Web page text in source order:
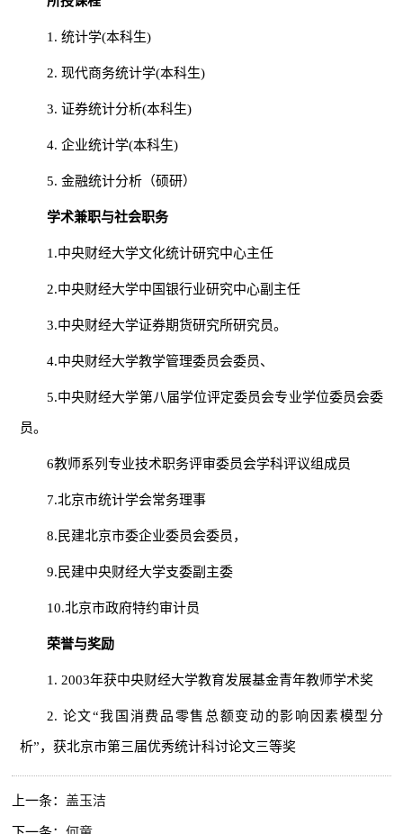
1. 统计学(本科生)
2. 现代商务统计学(本科生)
3. 证券统计分析(本科生)
4. 企业统计学(本科生)
5. 金融统计分析（硕研）
学术兼职与社会职务
1.中央财经大学文化统计研究中心主任
2.中央财经大学中国银行业研究中心副主任
3.中央财经大学证券期货研究所研究员。
4.中央财经大学教学管理委员会委员、
5.中央财经大学第八届学位评定委员会专业学位委员会委
员。
6教师系列专业技术职务评审委员会学科评议组成员
7.北京市统计学会常务理事
8.民建北京市委企业委员会委员，
9.民建中央财经大学支委副主委
10.北京市政府特约审计员
荣誉与奖励
1. 2003年获中央财经大学教育发展基金青年教师学术奖
2. 论文“我国消费品零售总额变动的影响因素模型分
析”，获北京市第三届优秀统计科讨论文三等奖
上一条： 盖玉洁